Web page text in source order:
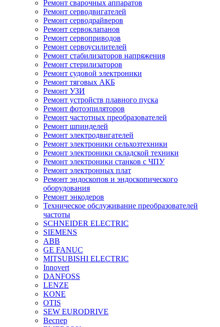
Ремонт сварочных аппаратов
Ремонт серводвигателей
Ремонт серводрайверов
Ремонт сервоклапанов
Ремонт сервоприводов
Ремонт сервоусилителей
Ремонт стабилизаторов напряжения
Ремонт стерилизаторов
Ремонт судовой электроники
Ремонт тяговых АКБ
Ремонт УЗИ
Ремонт устройств плавного пуска
Ремонт фотоэпиляторов
Ремонт частотных преобразователей
Ремонт шпинделей
Ремонт электродвигателей
Ремонт электроники сельхозтехники
Ремонт электроники складской техники
Ремонт электроники станков с ЧПУ
Ремонт электронных плат
Ремонт эндоскопов и эндоскопического
оборудования
Ремонт энкодеров
Техническое обслуживание преобразователей
частоты
SCHNEIDER ELECTRIC
SIEMENS
ABB
GE FANUC
MITSUBISHI ELECTRIC
Innovert
DANFOSS
LENZE
KONE
OTIS
SEW EURODRIVE
Веспер